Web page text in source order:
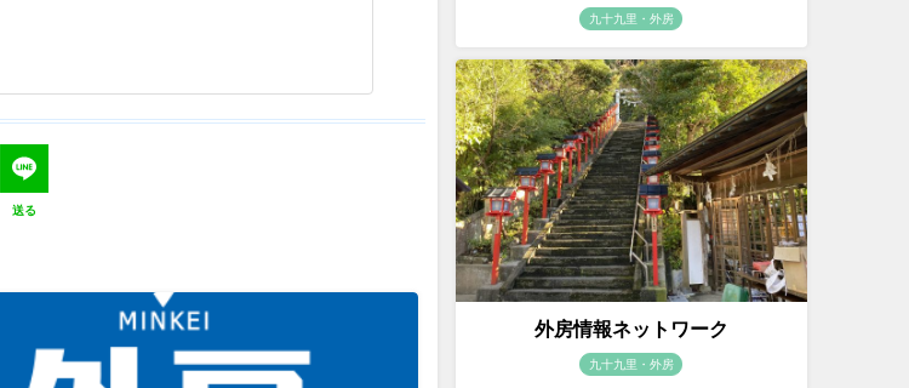
送る
九十九里・外房
外房情報ネットワーク
九十九里・外房